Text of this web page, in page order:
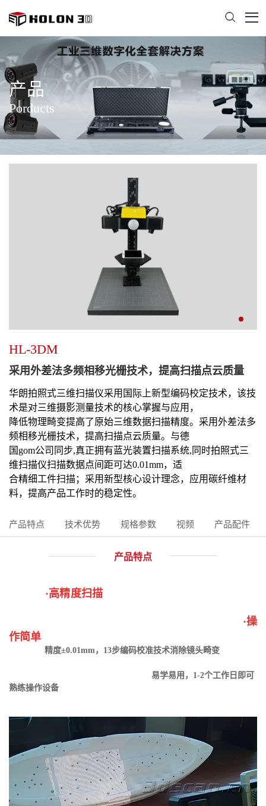
产品
Porducts
HL-3DM
采用外差法多频相移光栅技术，提高扫描点云质量
华朗拍照式三维扫描仪采用国际上新型编码校定技术，该技
术是对三维摄影测量技术的核心掌握与应用，
降低物理畸变提高了原始三维数据扫描精度。采用外差法多
频相移光栅技术，提高扫描点云质量。与德
国gom公司同步,真正拥有蓝光装置扫描系统,同时拍照式三
维扫描仪扫描数据点间距可达0.01mm，适
合精细工件扫描；采用新型核心设计理念，应用碳纤维材
料，提高产品工作时的稳定性。
产品特点 技术优势 规格参数 视频 产品配件
产品特点
·高精度扫描
·操
作简单
精度±0.01mm，13步编码校准技术消除镜头畸变
易学易用，1-2个工作日即可
熟练操作设备